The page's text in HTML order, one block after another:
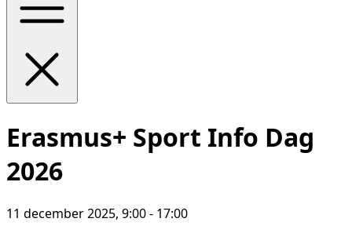
Erasmus+ Sport Info Dag
2026
11 december 2025, 9:00 - 17:00